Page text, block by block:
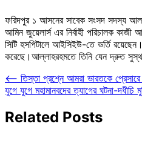
ফরিদপুর ১ আসনের সাবেক সংসদ সদস্য
আমিন জুয়েলার্স এর নির্বাহী পরিচালক
সিটি হসপিটালে আইসিইউ-তে ভর্তি
করেছে।আল্লাহরহমতে তিনি যেন দ্রুত
Post
navigation
⟵ তিস্তা প্রশ্নে আমরা ভারতকে প্রেসারে
যুগে যুগে মহামানবদের ত্যাগের ঘটনা-দধীচি
Related Posts